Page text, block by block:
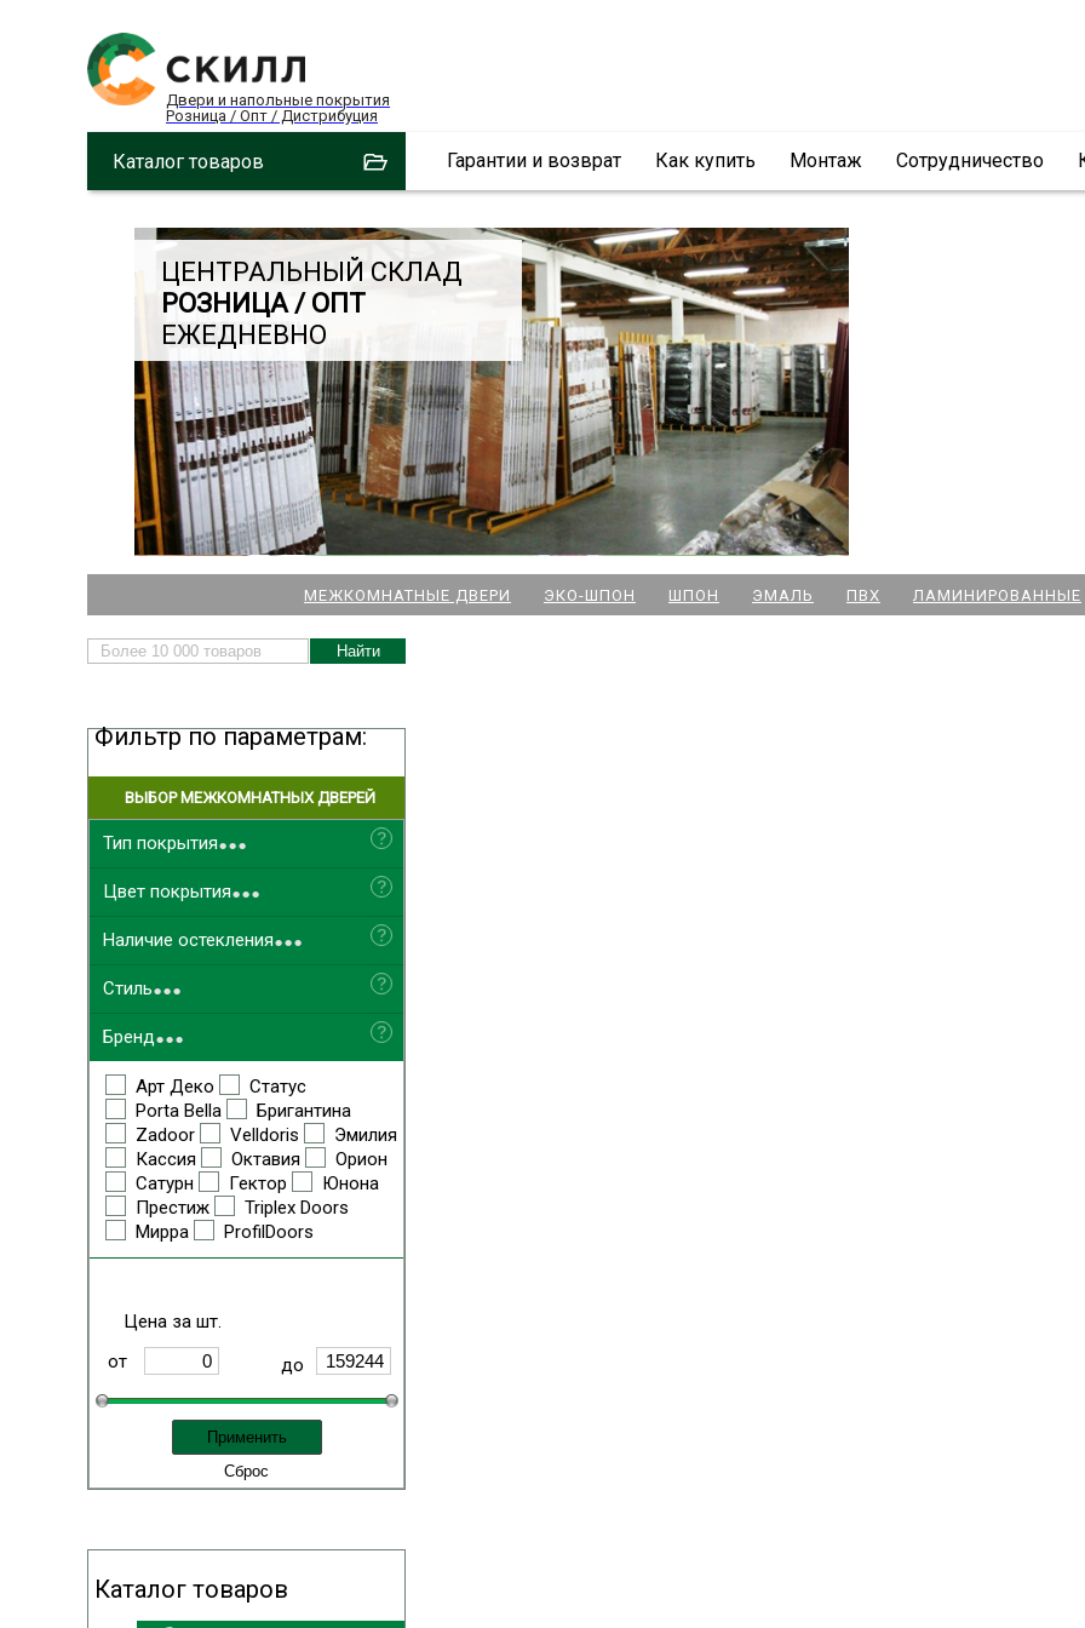
Двери и напольные покрытия
Розница / Опт / Дистрибуция
Каталог товаров Гарантии и возврат Как купить Монтаж Сотрудничество
ЦЕНТРАЛЬНЫЙ СКЛАД
РОЗНИЦА / ОПТ
ЕЖЕДНЕВНО
НАШИ МАГАЗИНЫ
ДВЕРЕЙ И ПАРКЕТА
м. Новочеркасская
м. Парк Победы
Выбрать ближайший
МЕЖКОМНАТНЫЕ ДВЕРИ ЭКО-ШПОН ШПОН ЭМАЛЬ ПВХ ЛАМИНИРОВАННЫЕ
Фильтр по параметрам:
ВЫБОР МЕЖКОМНАТНЫХ ДВЕРЕЙ
Тип покрытия...
Цвет покрытия...
Наличие остекления...
Стиль...
Бренд...
Арт Деко
Статус
Porta Bella
Бригантина
Zadoor
Velldoris
Эмилия
Кассия
Октавия
Орион
Сатурн
Гектор
Юнона
Престиж
Triplex Doors
Мирра
ProfilDoors
Цена за шт.
от
до
Каталог товаров